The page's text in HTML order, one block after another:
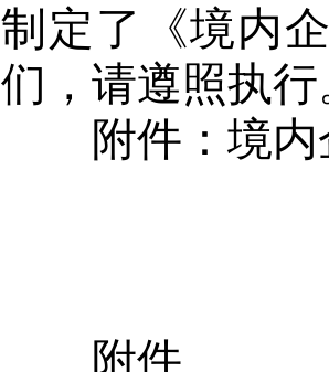
制定了《境内
们，请遵照执行
附件：境内
附件